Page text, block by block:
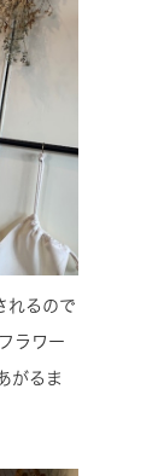
れるので
ラワー
がるま